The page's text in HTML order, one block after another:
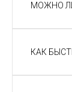
МОЖНО
КАК